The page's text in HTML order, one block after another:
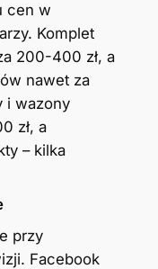
cen w
Komplet
200-400 zł, a
nawet za
i wazony
zł, a
– kilka
przy
Facebook